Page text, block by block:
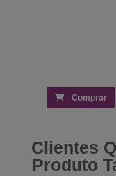
Comprar
Clientes
Produto